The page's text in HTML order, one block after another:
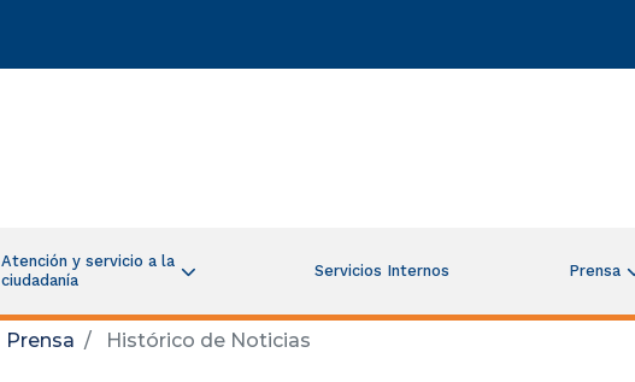
Atención y servicio a la
ciudadanía
Servicios Internos Prensa
Prensa Histórico de Noticias